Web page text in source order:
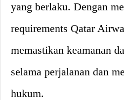
yang berlaku. Dengan
requirements Qatar
memastikan keamanan
selama perjalanan dan
hukum.